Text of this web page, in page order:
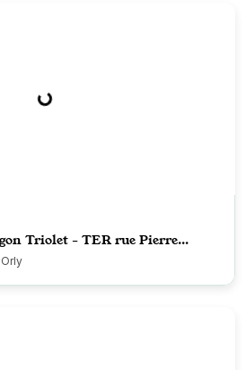
Triolet - TER rue Pierre